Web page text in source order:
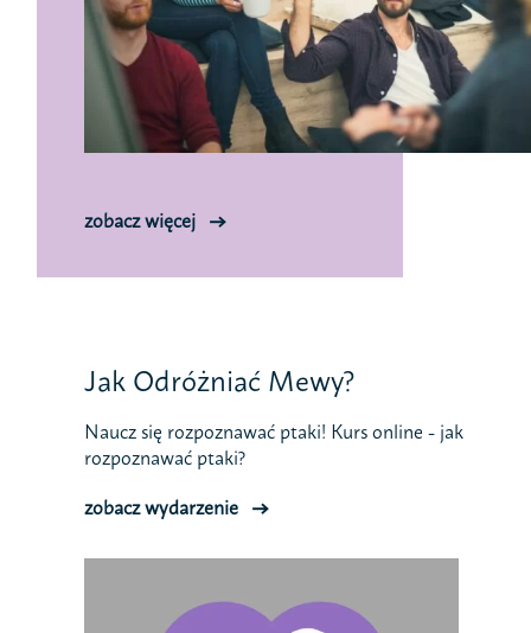
zobacz więcej
Jak Odróżniać Mewy?
Naucz się rozpoznawać ptaki! Kurs online - jak
rozpoznawać ptaki?
zobacz wydarzenie